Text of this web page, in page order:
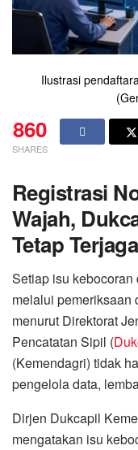
Ilustrasi
860
SHARES
Registrasi
Wajah,
Tetap Terjaga
Setiap isu
melalui pemeriksaan
menurut Direktorat
Pencatatan Sipil (
(Kemendagri) tidak
pengelola data,
Dirjen Dukcapil
mengatakan isu